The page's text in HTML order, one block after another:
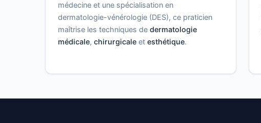
médecine et une spécialisation en
dermatologie-vénérologie (DES), ce praticien
maîtrise les techniques de dermatologie
médicale, chirurgicale et esthétique.